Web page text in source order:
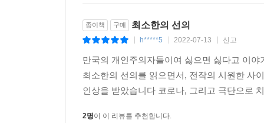
예전부터 피고인의 호소를 잘 경청하고 선처를
법관은 모질다, 모났다는 소리를 듣는다. 왜일
반하여 피고인과 그 가족, 변호인 들은 목숨을 걸
가득해진다. 그리고 변호사는 피고인의 입장을
종이책 구매 최소한의 선의
h*****5 2022-07-13 신고
만국의 개인주의자들이여 싫으면 싫다고 이
최소한의 선의를 읽으면서, 전작의 시원한 사
인상을 받았습니다 코로나, 그리고 극단으로
2명이 이 리뷰를 추천합니다.